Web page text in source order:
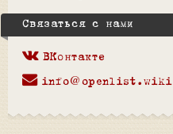
Связаться с нами
ВКонтакте
info@openlist.wiki